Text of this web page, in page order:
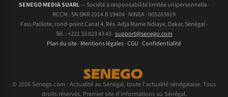
SENEGO MEDIA SUARL— Société à responsabilité limitée unipersonnelle ·
RCCM : SN DKR 2014.B 19404 · NINEA : 005263819
Fass Paillote, rond-point Canal 4, Rés. Adja Mame Ndiaye, Dakar, Sénégal ·
Tél. : +221 33 823 43 43 ·support@senego.com
Plan du site· Mentions légales·CGU ·Confidentialité
© 2026 Senego.com : Actualité au Sénégal, toute l'actualité sénégalaise. Tous
droits réservés. Premier site d'informations au Sénégal.